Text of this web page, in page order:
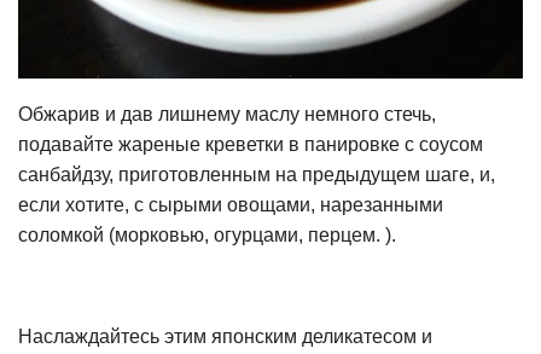
Обжарив и дав лишнему маслу немного стечь,
подавайте жареные креветки в панировке с соусом
санбайдзу, приготовленным на предыдущем шаге, и,
если хотите, с сырыми овощами, нарезанными
соломкой (морковью, огурцами, перцем. ).
Наслаждайтесь этим японским деликатесом и